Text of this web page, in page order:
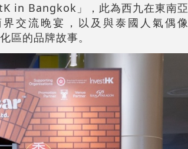
in Bangkok」，此為西九在東南亞
交流晚宴，以及與泰國人氣偶像
區的品牌故事。